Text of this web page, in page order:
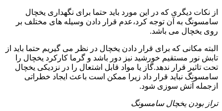
از نکات دیگری که در این مورد باید حتما برای نگهداری یخچال
سامسونگ به آن توجه کرد،عدم قرار دادن وسیله های مختلف بر
روی یخچال می باشد.
البته مکانی که برای قرار دادن یخچال در نظر می گیریم حتما باید از
تابش نور مستقیم خورشید نیز دور باشد و گرما کارکرد یخچال را
تحت تاثیر قرار ندهد.گاز یا مواد قابل اشتعال را در نزدیکی یخچال
سامسونگ نباید قرار داد زیرا ممکن است باعث ایجاد خطراتی
ازجمله آتش سوزی شود.
تراز بودن یخچال سامسونگ